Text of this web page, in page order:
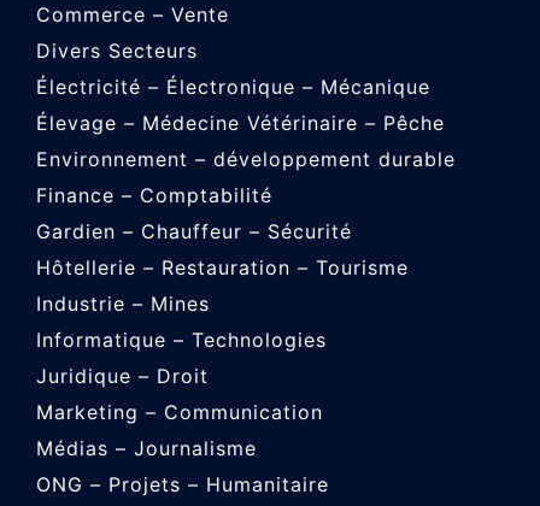
Commerce – Vente
Divers Secteurs
Électricité – Électronique – Mécanique
Élevage – Médecine Vétérinaire – Pêche
Environnement – développement durable
Finance – Comptabilité
Gardien – Chauffeur – Sécurité
Hôtellerie – Restauration – Tourisme
Industrie – Mines
Informatique – Technologies
Juridique – Droit
Marketing – Communication
Médias – Journalisme
ONG – Projets – Humanitaire